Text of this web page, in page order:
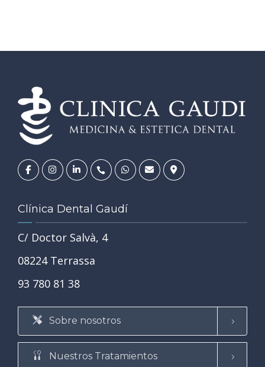
Clínica Dental Gaudí
C/ Doctor Salvà, 4
08224 Terrassa
93 780 81 38
Sobre nosotros
Nuestros Tratamientos